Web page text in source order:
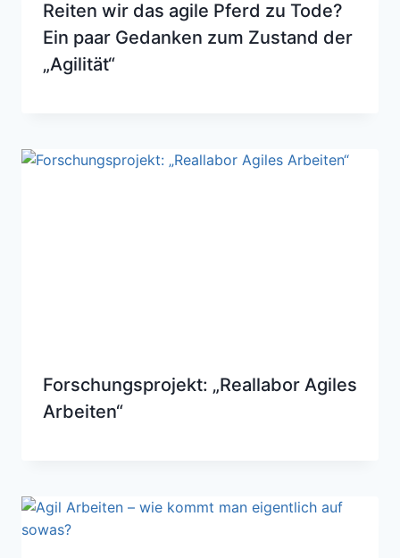
Reiten wir das agile Pferd zu Tode?
Ein paar Gedanken zum Zustand der
„Agilität“
Forschungsprojekt: „Reallabor Agiles
Arbeiten“